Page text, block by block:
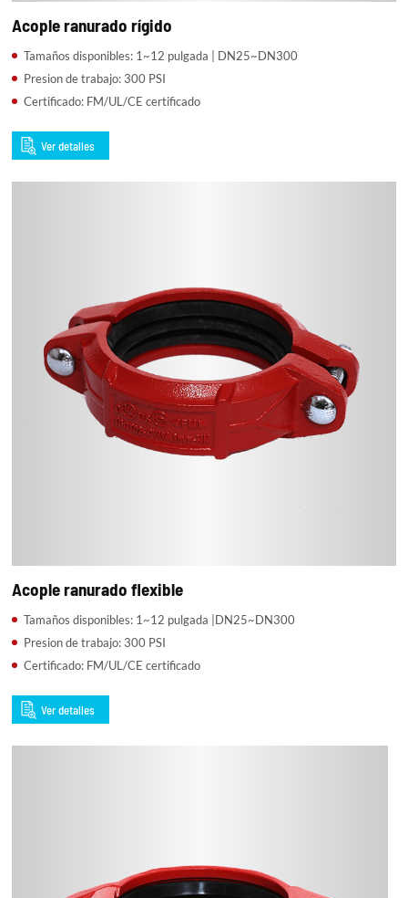
Acople ranurado rígido
Tamaños disponibles: 1~12 pulgada | DN25~DN300
Presion de trabajo: 300 PSI
Certificado: FM/UL/CE certificado
Ver detalles
Acople ranurado flexible
Tamaños disponibles: 1~12 pulgada |DN25~DN300
Presion de trabajo: 300 PSI
Certificado: FM/UL/CE certificado
Ver detalles